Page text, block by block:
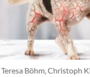
Christoph Klinger